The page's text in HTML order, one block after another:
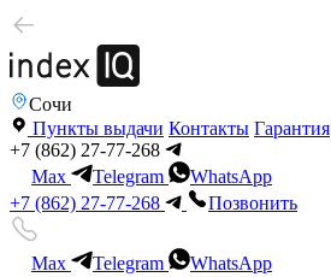
Сочи
Пункты выдачи Контакты Гарантия
+7 (862) 27-77-268
Max
Telegram
WhatsApp
+7 (862) 27-77-268
Позвонить
Max Telegram
WhatsApp